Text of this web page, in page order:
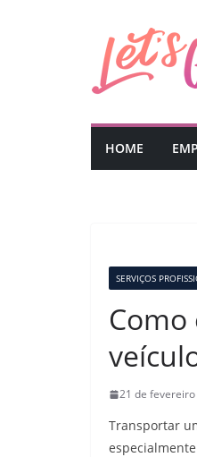
HOME
SERVIÇOS
21 de fevereiro
Transportar